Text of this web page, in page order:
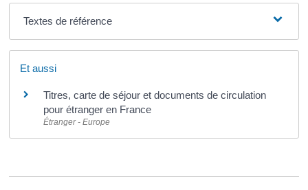
Textes de référence
Et aussi
Titres, carte de séjour et documents de circulation
pour étranger en France
Étranger - Europe